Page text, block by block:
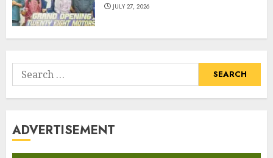
JULY 27, 2026
Search
for:
ADVERTISEMENT